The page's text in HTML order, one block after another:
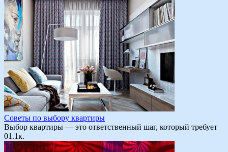
Советы по выбору квартиры
Выбор квартиры — это ответственный шаг, который требует
01.1к.